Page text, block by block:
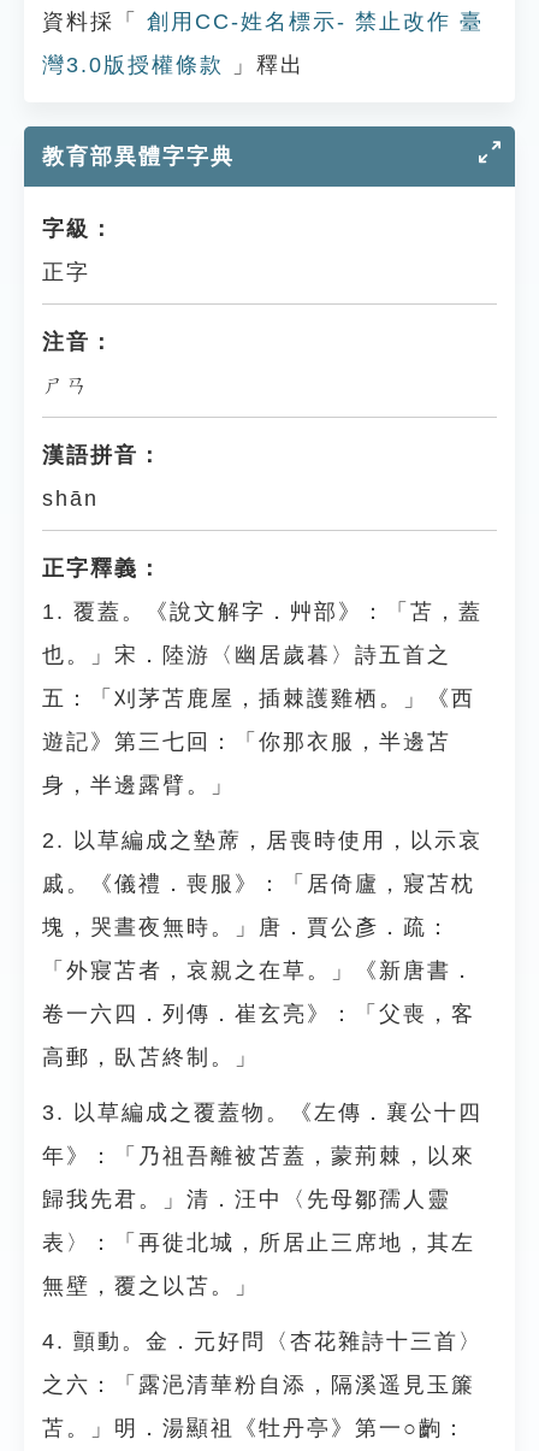
資料採「
創用CC-姓名標示- 禁止改作 臺
灣3.0版授權條款
」釋出
教育部異體字字典
字級：
正字
注音：
ㄕㄢ
漢語拼音：
shān
正字釋義：
1. 覆蓋。《說文解字．艸部》：「苫，蓋
也。」宋．陸游〈幽居歲暮〉詩五首之
五：「刈茅苫鹿屋，插棘護雞栖。」《西
遊記》第三七回：「你那衣服，半邊苫
身，半邊露臂。」
2. 以草編成之墊蓆，居喪時使用，以示哀
戚。《儀禮．喪服》：「居倚廬，寢苫枕
塊，哭晝夜無時。」唐．賈公彥．疏：
「外寢苫者，哀親之在草。」《新唐書．
卷一六四．列傳．崔玄亮》：「父喪，客
高郵，臥苫終制。」
3. 以草編成之覆蓋物。《左傳．襄公十四
年》：「乃祖吾離被苫蓋，蒙荊棘，以來
歸我先君。」清．汪中〈先母鄒孺人靈
表〉：「再徙北城，所居止三席地，其左
無壁，覆之以苫。」
4. 顫動。金．元好問〈杏花雜詩十三首〉
之六：「露浥清華粉自添，隔溪遥見玉簾
苫。」明．湯顯祖《牡丹亭》第一○齣：